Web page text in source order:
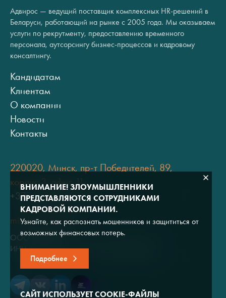
Адвирос — ведущий поставщик комплексных HR-решений в
Беларуси, работающий на рынке с 2005 года. Мы оказываем
услуги по рекрутменту, предоставлению временного
персонала, аутсорсингу бизнес-процессов и кадровому
консалтингу.
Кандидатам
Клиентам
О компании
Новости
Контакты
220020, Минск, пр-т Победителей, 89,
корпус 3, офис 11
+375 (17) 334 80 07
minsk@adviros.by
ООО "Адвирос"
ИНН 7714572528 / ОГРН 1047796766380
ВНИМАНИЕ! ЗЛОУМЫШЛЕННИКИ
ПРЕДСТАВЛЯЮТСЯ СОТРУДНИКАМИ
КАДРОВОЙ КОМПАНИИ.
Узнайте, как распознать мошенников и защититься от
возможных финансовых потерь.
Подробнее
САЙТ ИСПОЛЬЗУЕТ COOKIE-ФАЙЛЫ